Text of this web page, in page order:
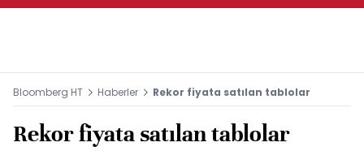
Bloomberg HT Haberler Rekor fiyata satılan tablolar
Rekor fiyata satılan tablolar